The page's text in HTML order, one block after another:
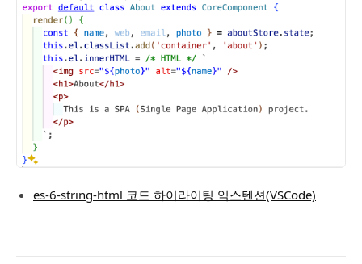
es-6-string-html 코드 하이라이팅 익스텐션(VSCode)